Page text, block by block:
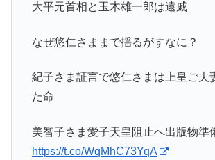
大平元首相と玉木雄一郎は遠戚
なぜ悠仁さままで揺るがすなに？
紀子さま証言で悠仁さまは上皇ご夫
た命
美智子さま愛子天皇阻止へ出版物準
https://t.co/WqMhC73YqA